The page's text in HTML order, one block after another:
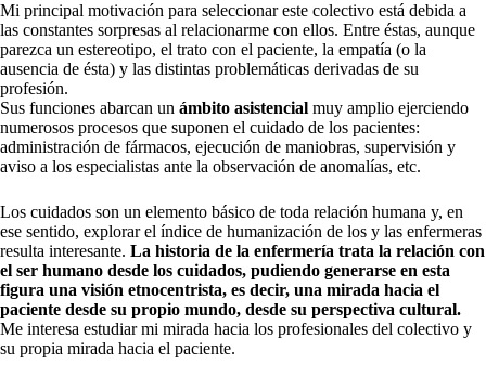
Mi principal motivación para seleccionar este colectivo está debida a
las constantes sorpresas al relacionarme con ellos. Entre éstas, aunque
parezca un estereotipo, el trato con el paciente, la empatía (o la
ausencia de ésta) y las distintas problemáticas derivadas de su
profesión.
Sus funciones abarcan un ámbito asistencial muy amplio ejerciendo
numerosos procesos que suponen el cuidado de los pacientes:
administración de fármacos, ejecución de maniobras, supervisión y
aviso a los especialistas ante la observación de anomalías, etc.
Los cuidados son un elemento básico de toda relación humana y, en
ese sentido, explorar el índice de humanización de los y las enfermeras
resulta interesante. La historia de la enfermería trata la relación con
el ser humano desde los cuidados, pudiendo generarse en esta
figura una visión etnocentrista, es decir, una mirada hacia el
paciente desde su propio mundo, desde su perspectiva cultural.
Me interesa estudiar mi mirada hacia los profesionales del colectivo y
su propia mirada hacia el paciente.